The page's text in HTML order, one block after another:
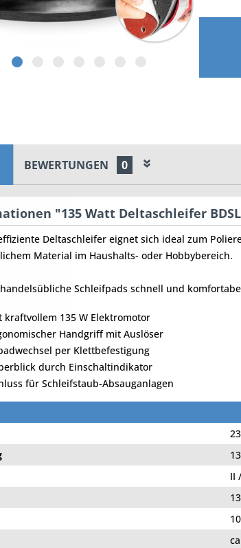
BEWERTUNGEN 0
"135 Watt Deltaschleifer
Deltaschleifer eignet sich ideal zum
Material im Haushalts- oder Hobbybereich.
Schleifpads schnell und
kraftvollem 135 W Elektromotor
Handgriff mit Auslöser
per Klettbefestigung
durch Einschaltindikator
für Schleifstaub-Absauganlagen
II